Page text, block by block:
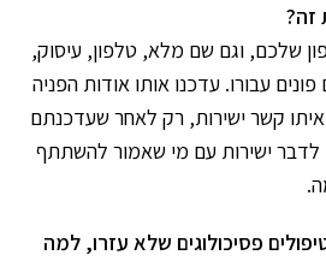
זה?
שלכם, וגם שם מלא, טלפון, עיסוק,
עבורו. עדכנו אותו אודות הפניה
איתו קשר ישירות, רק לאחר שעדכנתם
לדבר ישירות עם מי שאמור להשתתף
פסיכולוגים שלא עזרו, למה